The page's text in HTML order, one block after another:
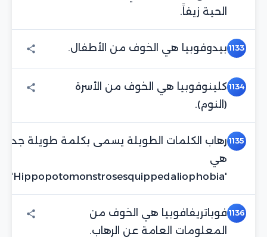
الحية زيفاً.
1133 بيدوفوبيا هي الخوف من الأطفال.
1134 كلينوفوبيا هي الخوف من الأسرة
(النوم).
1135 رهاب الكلمات الطويلة يسمى بكلمة طويلة جداً
هي
'Hippopotomonstrosesquippedaliophobia'.
1136 فوباتريفافوبيا هي الخوف من
المعلومات العامة عن الرهاب.